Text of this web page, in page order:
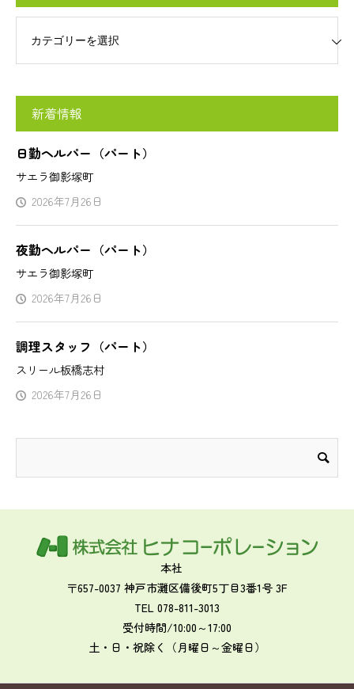
新着情報
日勤ヘルパー（パート）
サエラ御影塚町
2026年7月26日
夜勤ヘルパー（パート）
サエラ御影塚町
2026年7月26日
調理スタッフ（パート）
スリール板橋志村
2026年7月26日
本社
〒657-0037 神戸市灘区備後町5丁目3番1号 3F
TEL 078-811-3013
受付時間/10:00～17:00
土・日・祝除く（月曜日～金曜日）